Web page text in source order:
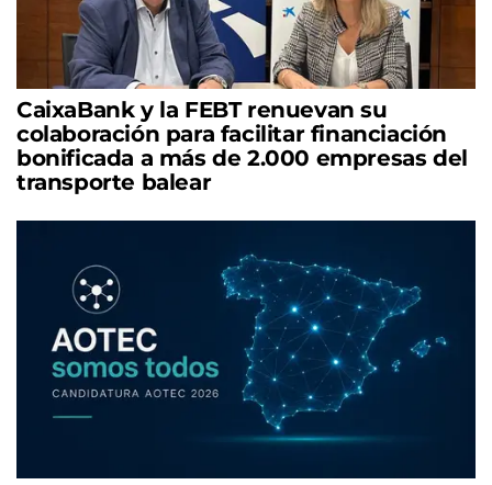
CaixaBank y la FEBT renuevan su
colaboración para facilitar financiación
bonificada a más de 2.000 empresas del
transporte balear